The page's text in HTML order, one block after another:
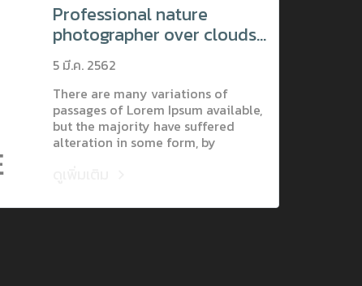
Professional nature
photographer over clouds.
Man takes photos with
camera on tripod on rocky
peak.
5 มี.ค. 2562
There are many variations of
passages of Lorem Ipsum available,
but the majority have suffered
alteration in some form, by
to use a passage of Lorem Ipsum,